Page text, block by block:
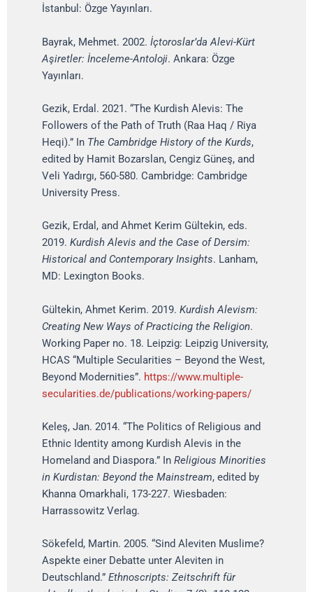
İstanbul: Özge Yayınları.
Bayrak, Mehmet. 2002. İçtoroslar’da Alevi-Kürt
Aşiretler: İnceleme-Antoloji. Ankara: Özge
Yayınları.
Gezik, Erdal. 2021. “The Kurdish Alevis: The
Followers of the Path of Truth (Raa Haq / Riya
Heqi).” In The Cambridge History of the Kurds,
edited by Hamit Bozarslan, Cengiz Güneş, and
Veli Yadırgı, 560-580. Cambridge: Cambridge
University Press.
Gezik, Erdal, and Ahmet Kerim Gültekin, eds.
2019. Kurdish Alevis and the Case of Dersim:
Historical and Contemporary Insights. Lanham,
MD: Lexington Books.
Gültekin, Ahmet Kerim. 2019. Kurdish Alevism:
Creating New Ways of Practicing the Religion.
Working Paper no. 18. Leipzig: Leipzig University,
HCAS “Multiple Secularities – Beyond the West,
Beyond Modernities”. https://www.multiple-
secularities.de/publications/working-papers/
Keleş, Jan. 2014. “The Politics of Religious and
Ethnic Identity among Kurdish Alevis in the
Homeland and Diaspora.” In Religious Minorities
in Kurdistan: Beyond the Mainstream, edited by
Khanna Omarkhali, 173-227. Wiesbaden:
Harrassowitz Verlag.
Sökefeld, Martin. 2005. “Sind Aleviten Muslime?
Aspekte einer Debatte unter Aleviten in
Deutschland.” Ethnoscripts: Zeitschrift für